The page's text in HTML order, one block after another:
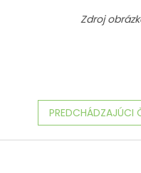
Zdroj
PREDCHÁDZAJÚCI
Z